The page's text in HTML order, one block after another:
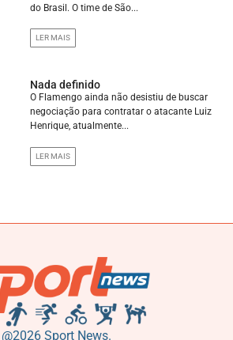
do Brasil. O time de São...
LER MAIS
Nada definido
O Flamengo ainda não desistiu de buscar
negociação para contratar o atacante Luiz
Henrique, atualmente...
LER MAIS
@2026 Sport News.